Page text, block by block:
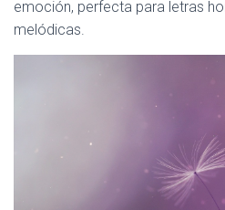
emoción, perfecta para letras
melódicas.